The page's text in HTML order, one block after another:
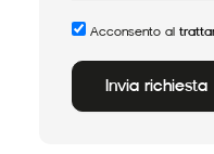
Acconsento al
Invia richiesta